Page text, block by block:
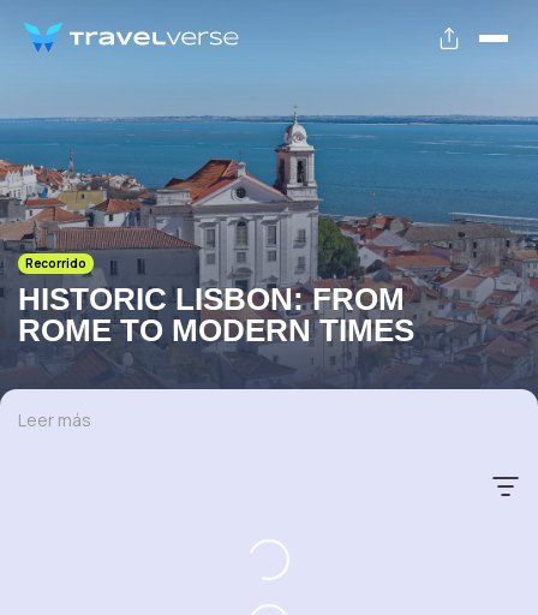
Recorrido
HISTORIC LISBON: FROM
ROME TO MODERN TIMES
Leer más